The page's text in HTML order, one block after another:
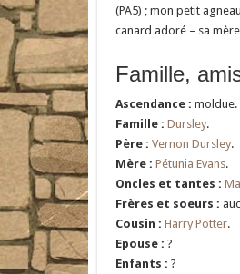
(PA5) ; mon petit
canard adoré – sa mère
Famille,
Ascendance : moldue.
Famille : Dursley.
Père : Vernon Dursley.
Mère : Pétunia Evans.
Oncles et tantes :
Frères et soeurs :
Cousin : Harry Potter.
Epouse : ?
Enfants : ?